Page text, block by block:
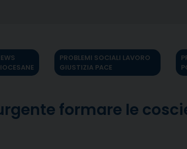
PROBLEMI SOCIALI LAVORO
GIUSTIZIA PACE
formare le